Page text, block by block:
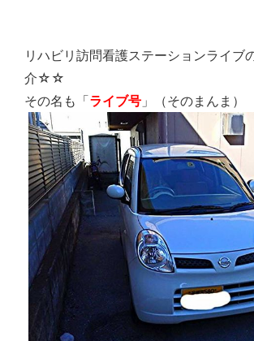
リハビリ訪問看護ステーションライブ
介☆☆
その名も「ライブ号 」（そのまんま）